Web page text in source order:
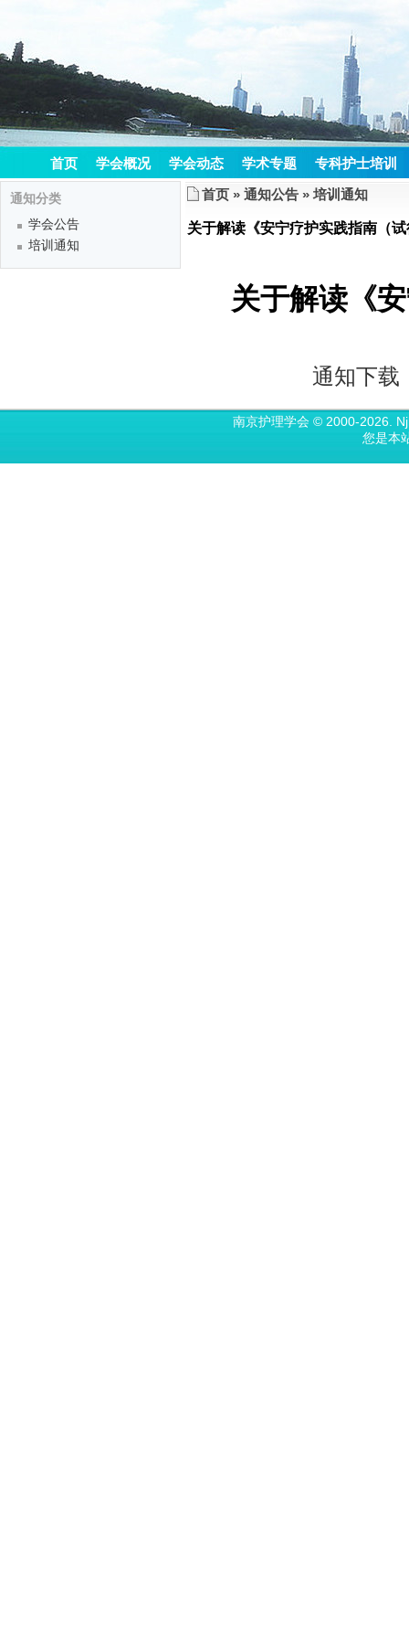
首页 学会概况 学会动态 学术专题 专科护士培训
通知分类
学会公告
培训通知
首页 »通知公告 »培训通知
关于解读《安宁疗护实践指南（
关于解读《
通知下载
南京护理学会 © 2000-2026.
您是本